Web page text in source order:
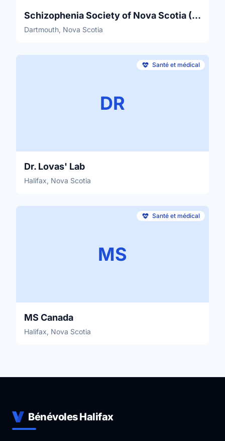
Schizophenia Society of Nova Scotia (SSNS)
Dartmouth, Nova Scotia
DR
Santé et médical
Dr. Lovas' Lab
Halifax, Nova Scotia
MS
Santé et médical
MS Canada
Halifax, Nova Scotia
Bénévoles Halifax